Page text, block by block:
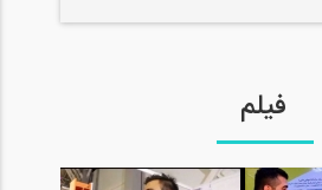
فیلم